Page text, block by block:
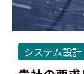
システム設